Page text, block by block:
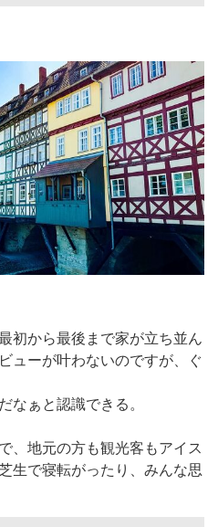
初から最後まで家が立ち並ん
ューが叶わないのですが、ぐ
なぁと認識できる。
、地元の方も観光客もアイス
生で寝転がったり、みんな思